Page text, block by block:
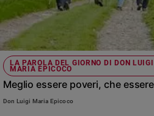
LA PAROLA DEL GIORNO DI DON LUIGI
MARIA EPICOCO
Meglio essere poveri, che
Don Luigi Maria Epicoco